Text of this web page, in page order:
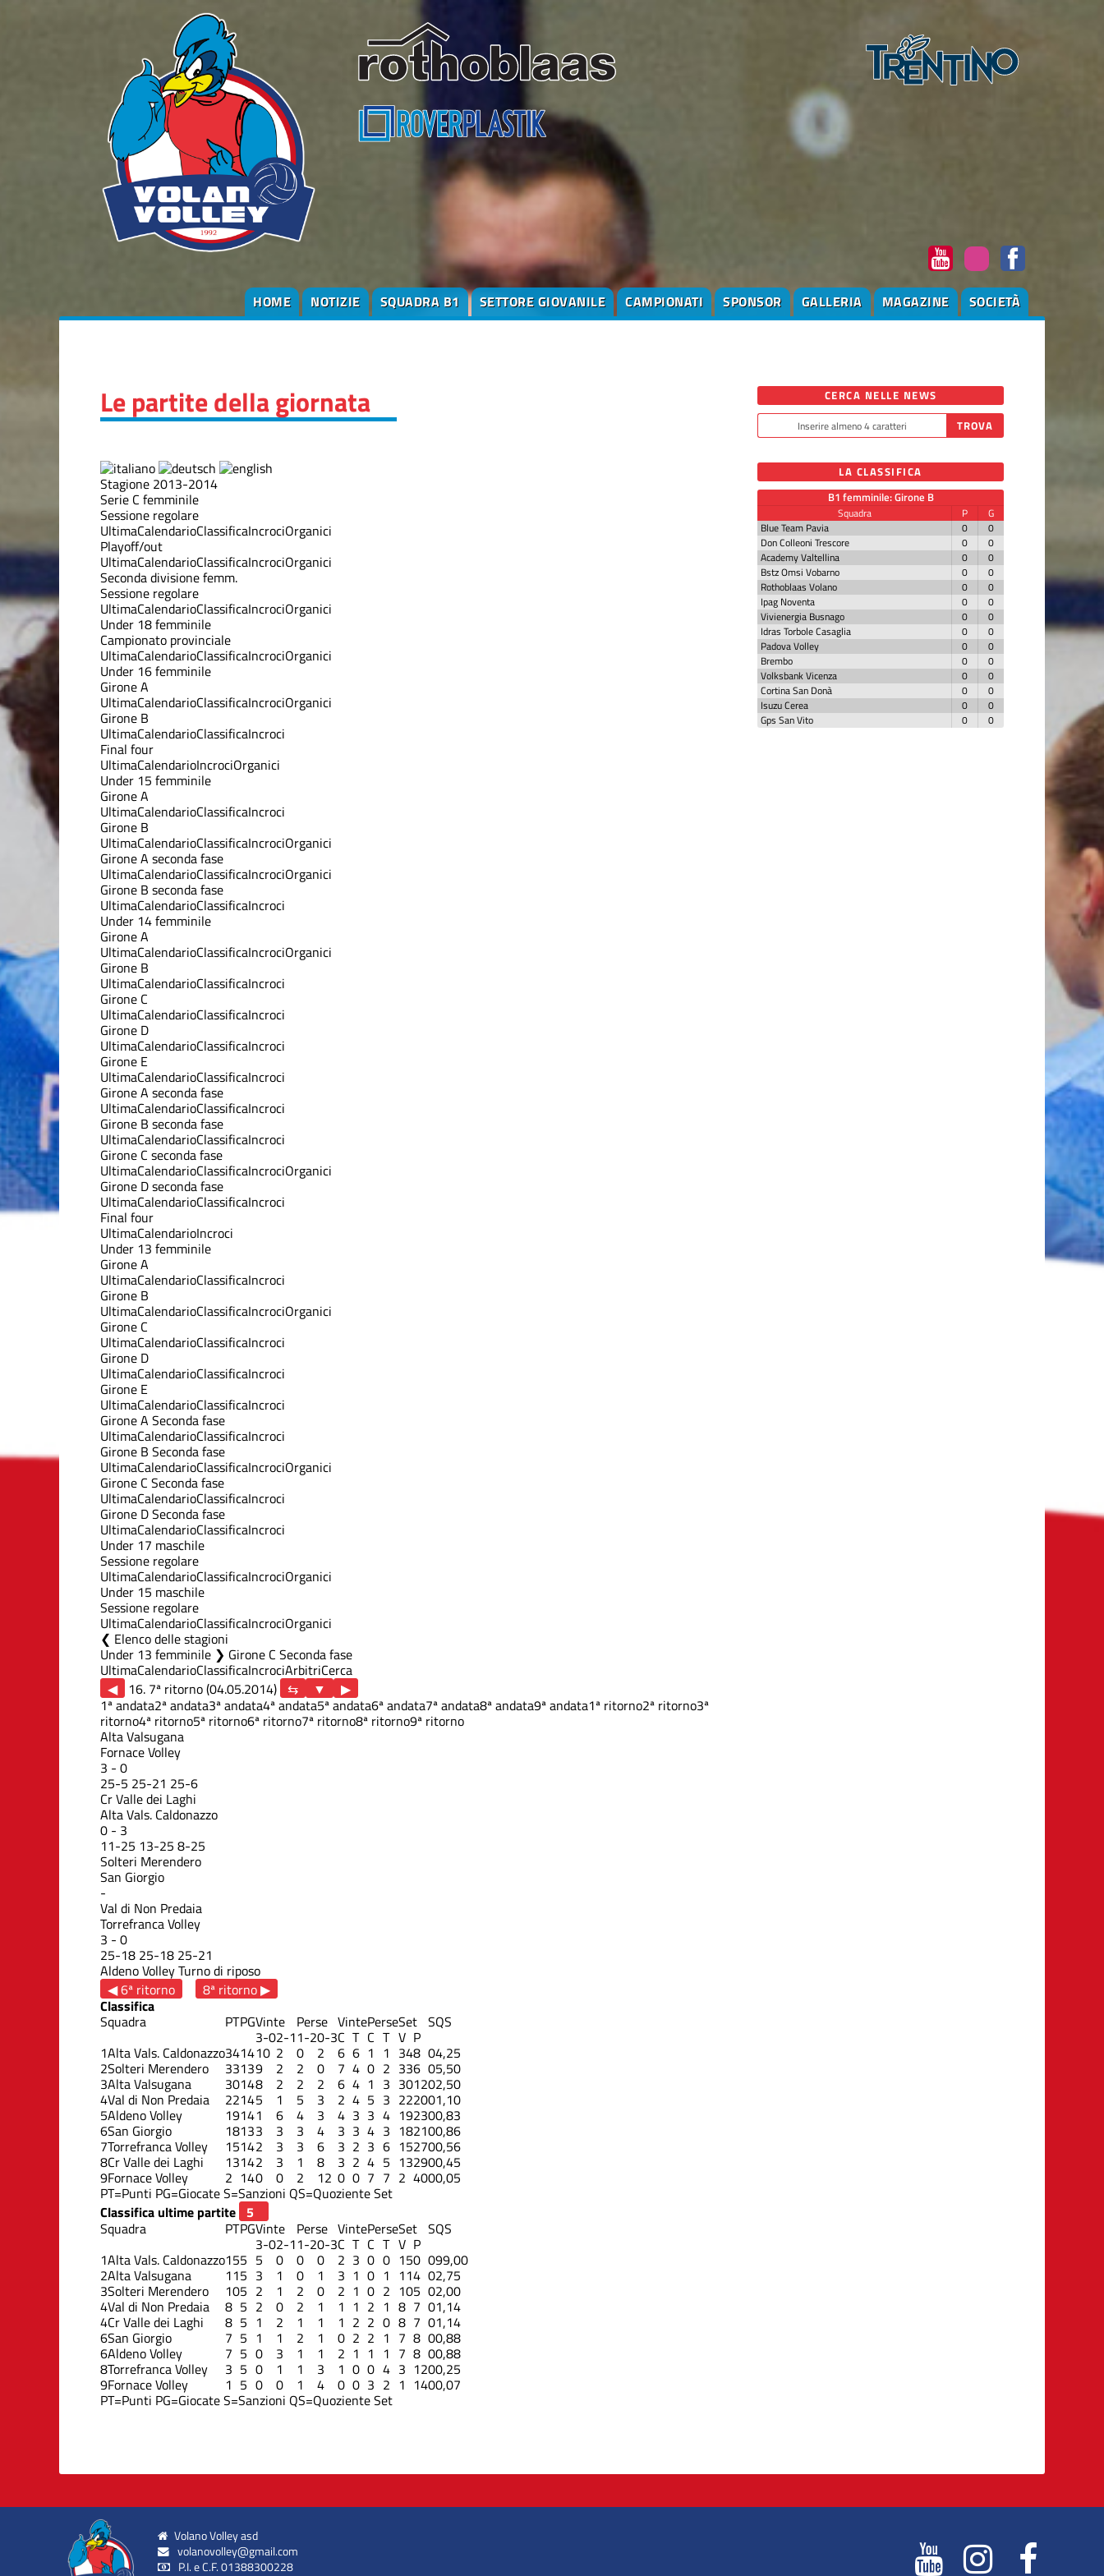
HOME NOTIZIE SQUADRA B1 SETTORE GIOVANILE CAMPIONATI SPONSOR GALLERIA MAGAZINE SOCIETÀ
Le partite della giornata
Stagione 2013-2014
Serie C femminile
Sessione regolare
UltimaCalendarioClassificaIncrociOrganici
Playoff/out
UltimaCalendarioClassificaIncrociOrganici
Seconda divisione femm.
Sessione regolare
UltimaCalendarioClassificaIncrociOrganici
Under 18 femminile
Campionato provinciale
UltimaCalendarioClassificaIncrociOrganici
Under 16 femminile
Girone A
UltimaCalendarioClassificaIncrociOrganici
Girone B
UltimaCalendarioClassificaIncroci
Final four
UltimaCalendarioIncrociOrganici
Under 15 femminile
Girone A
UltimaCalendarioClassificaIncroci
Girone B
UltimaCalendarioClassificaIncrociOrganici
Girone A seconda fase
UltimaCalendarioClassificaIncrociOrganici
Girone B seconda fase
UltimaCalendarioClassificaIncroci
Under 14 femminile
Girone A
UltimaCalendarioClassificaIncrociOrganici
Girone B
UltimaCalendarioClassificaIncroci
Girone C
UltimaCalendarioClassificaIncroci
Girone D
UltimaCalendarioClassificaIncroci
Girone E
UltimaCalendarioClassificaIncroci
Girone A seconda fase
UltimaCalendarioClassificaIncroci
Girone B seconda fase
UltimaCalendarioClassificaIncroci
Girone C seconda fase
UltimaCalendarioClassificaIncrociOrganici
Girone D seconda fase
UltimaCalendarioClassificaIncroci
Final four
UltimaCalendarioIncroci
Under 13 femminile
Girone A
UltimaCalendarioClassificaIncroci
Girone B
UltimaCalendarioClassificaIncrociOrganici
Girone C
UltimaCalendarioClassificaIncroci
Girone D
UltimaCalendarioClassificaIncroci
Girone E
UltimaCalendarioClassificaIncroci
Girone A Seconda fase
UltimaCalendarioClassificaIncroci
Girone B Seconda fase
UltimaCalendarioClassificaIncrociOrganici
Girone C Seconda fase
UltimaCalendarioClassificaIncroci
Girone D Seconda fase
UltimaCalendarioClassificaIncroci
Under 17 maschile
Sessione regolare
UltimaCalendarioClassificaIncrociOrganici
Under 15 maschile
Sessione regolare
UltimaCalendarioClassificaIncrociOrganici
Elenco delle stagioni
Under 13 femminile ❯ Girone C Seconda fase
UltimaCalendarioClassificaIncrociArbitriCerca
◀
16. 7ª ritorno (04.05.2014)
▶
1ª andata2ª andata3ª andata4ª andata5ª andata6ª andata7ª andata8ª andata9ª andata1ª ritorno2ª ritorno3ª
ritorno4ª ritorno5ª ritorno6ª ritorno7ª ritorno8ª ritorno9ª ritorno
Alta Valsugana
Fornace Volley
3 - 0
25-5 25-21 25-6
Cr Valle dei Laghi
Alta Vals. Caldonazzo
0 - 3
11-25 13-25 8-25
Solteri Merendero
San Giorgio
-
Val di Non Predaia
Torrefranca Volley
3 - 0
25-18 25-18 25-21
Aldeno VolleyTurno di riposo
◀ 6ª ritorno
8ª ritorno ▶
Classifica
Squadra PTPGVinte Perse VintePerseSet SQS
3-02-11-20-3C T C T V P
1Alta Vals. Caldonazzo341410 2 0 2 6 6 1 1 348 04,25
2Solteri Merendero 33139 2 2 0 7 4 0 2 336 05,50
3Alta Valsugana 30148 2 2 2 6 4 1 3 301202,50
4Val di Non Predaia 22145 1 5 3 2 4 5 3 222001,10
5Aldeno Volley 19141 6 4 3 4 3 3 4 192300,83
6San Giorgio 18133 3 3 4 3 3 4 3 182100,86
7Torrefranca Volley 15142 3 3 6 3 2 3 6 152700,56
8Cr Valle dei Laghi 13142 3 1 8 3 2 4 5 132900,45
9Fornace Volley 2 140 0 2 12 0 0 7 7 2 4000,05
PT=Punti PG=GiocateS=Sanzioni QS=Quoziente Set
Classifica ultime partite
Squadra
PTPGVinte Perse VintePerseSet SQS
3-02-11-20-3C T C T V P
1Alta Vals. Caldonazzo155 5 0 0 0 2 3 0 0 150 099,00
2Alta Valsugana 115 3 1 0 1 3 1 0 1 114 02,75
3Solteri Merendero 105 2 1 2 0 2 1 0 2 105 02,00
4Val di Non Predaia 8 5 2 0 2 1 1 1 2 1 8 7 01,14
4Cr Valle dei Laghi 8 5 1 2 1 1 1 2 2 0 8 7 01,14
6San Giorgio 7 5 1 1 2 1 0 2 2 1 7 8 00,88
6Aldeno Volley 7 5 0 3 1 1 2 1 1 1 7 8 00,88
8Torrefranca Volley 3 5 0 1 1 3 1 0 0 4 3 1200,25
9Fornace Volley 1 5 0 0 1 4 0 0 3 2 1 1400,07
PT=Punti PG=GiocateS=Sanzioni QS=Quoziente Set
CERCA NELLE NEWS
LA CLASSIFICA
B1 femminile: Girone B
Squadra P
G
Blue Team Pavia
0
0
Don Colleoni Trescore
0
0
Academy Valtellina
0
0
Bstz Omsi Vobarno
0
0
Rothoblaas Volano
0
0
Ipag Noventa
0
0
Vivienergia Busnago
0
0
Idras Torbole Casaglia
0
0
Padova Volley
0
0
Brembo
0
0
Volksbank Vicenza
0
0
Cortina San Donà
0
0
Isuzu Cerea
0
0
Gps San Vito
0 0
Volano Volley asd
volanovolley@gmail.com
P.I. e C.F. 01388300228